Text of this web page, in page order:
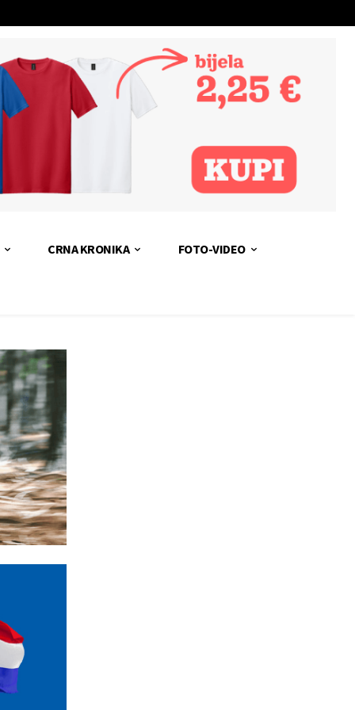
CRNA KRONIKA FOTO-VIDEO